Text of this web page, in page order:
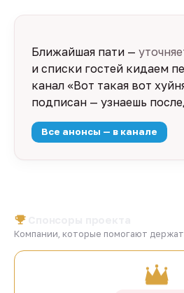
Ближайшая пати —
и списки гостей кидаем
канал «Вот такая вот
подписан — узнаешь
Все анонсы — в канале
Компании, которые помогают